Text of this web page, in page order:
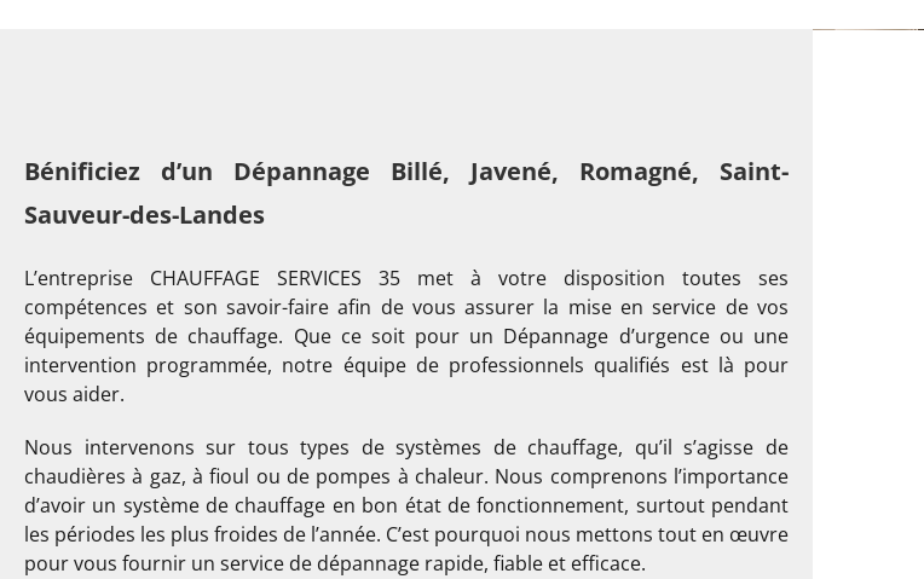
Bénificiez d’un Dépannage Billé, Javené, Romagné, Saint-
Sauveur-des-Landes
L’entreprise CHAUFFAGE SERVICES 35 met à votre disposition toutes ses
compétences et son savoir-faire afin de vous assurer la mise en service de vos
équipements de chauffage. Que ce soit pour un Dépannage d’urgence ou une
intervention programmée, notre équipe de professionnels qualifiés est là pour
vous aider.
Nous intervenons sur tous types de systèmes de chauffage, qu’il s’agisse de
chaudières à gaz, à fioul ou de pompes à chaleur. Nous comprenons l’importance
d’avoir un système de chauffage en bon état de fonctionnement, surtout pendant
les périodes les plus froides de l’année. C’est pourquoi nous mettons tout en œuvre
pour vous fournir un service de dépannage rapide, fiable et efficace.